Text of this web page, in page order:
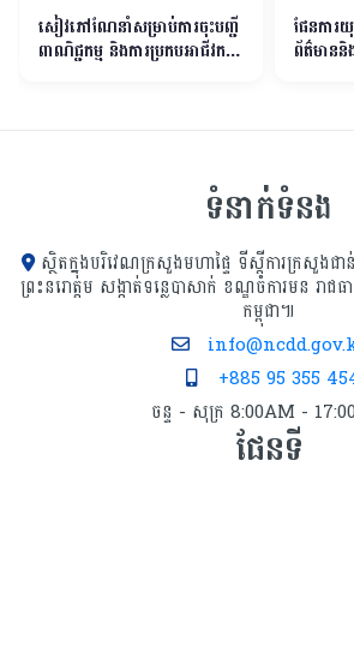
សៀវភៅណែនាំសម្រាប់ការចុះបញ្ជី
ពាណិជ្ជកម្ម និងការប្រកបអាជីវកម្ម
ផែនការ
ព័ត៌មាន
ទំនាក់ទំនង
ស្ថិតក្នុងបរិវេណក្រសួងមហាផ្ទៃ ទីស្ដីការក្រសួង​ជា
ព្រះនរោត្តម សង្កាត់ទន្លេបាសាក់ ខណ្ឌចំការមន រាជ
កម្ពុជា៕
+885 95 355
ចន្ទ - សុក្រ 8:00AM -
ផែនទី